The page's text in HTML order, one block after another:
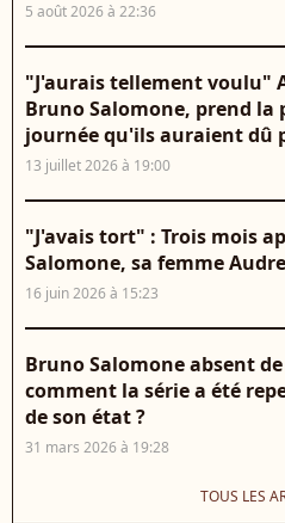
5 août 2026 à 22:36
"J'aurais tellement voulu"
Bruno Salomone, prend la
journée qu'ils auraient dû
13 juillet 2026 à 19:00
"J'avais tort" : Trois mois
Salomone, sa femme
16 juin 2026 à 15:23
Bruno Salomone absent
comment la série a été
de son état ?
31 mars 2026 à 19:28
TOUS LES